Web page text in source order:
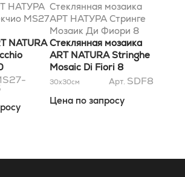
НАТУРА
MS27
NATURA
Стеклянная мозаика
АРТ НАТУРА Стринге
Мозаик Ди Фиори 8
29,5x29,5
Стеклянная мозаика
ART NATURA Stringhe
Mosaic Di Fiori 8
29,5x29,5
30x30см Арт. SDF8
Цена по запросу